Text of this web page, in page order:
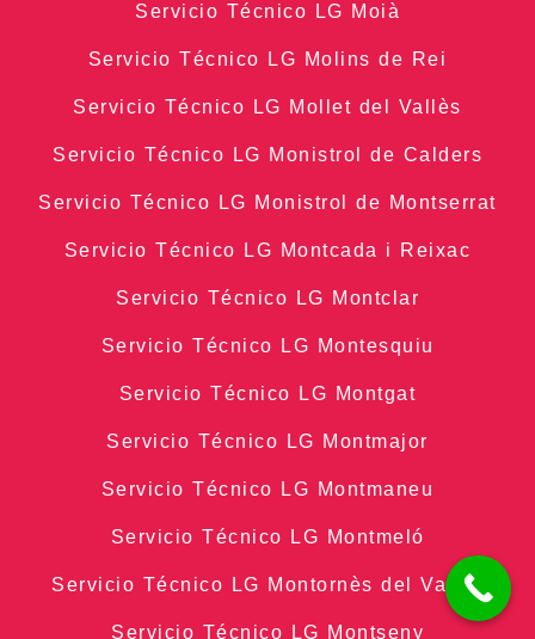
Servicio Técnico LG Moià
Servicio Técnico LG Molins de Rei
Servicio Técnico LG Mollet del Vallès
Servicio Técnico LG Monistrol de Calders
Servicio Técnico LG Monistrol de Montserrat
Servicio Técnico LG Montcada i Reixac
Servicio Técnico LG Montclar
Servicio Técnico LG Montesquiu
Servicio Técnico LG Montgat
Servicio Técnico LG Montmajor
Servicio Técnico LG Montmaneu
Servicio Técnico LG Montmeló
Servicio Técnico LG Montornès del Vallès
Servicio Técnico LG Montseny